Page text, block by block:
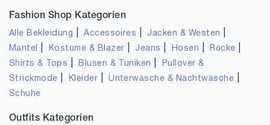
Fashion Shop Kategorien
Alle Bekleidung |Accessoires Jacken & Westen
Mäntel Kostüme & Blazer Jeans Hosen Röcke
Shirts & Tops Blusen & Tuniken
Pullover &
Strickmode
Kleider |Unterwäsche & Nachtwäsche
Schuhe
Outfits Kategorien